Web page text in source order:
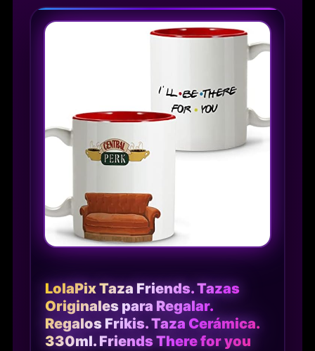
LolaPix Taza Friends. Tazas
Originales para Regalar.
Regalos Frikis. Taza Cerámica.
330ml. Friends There for you